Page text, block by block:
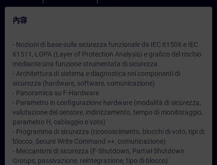
內容
- Nozioni di base sulla sicurezza funzionale da IEC 61508 e IEC
61511, LOPA (Layer of Protection Analysis) e grafico del rischio
mediante una funzione strumentata di sicurezza
- Architettura di sistema e diagnostica nei componenti di
sicurezza (hardware, software, comunicazione)
- Panoramica su F-Hardware
- Parametro in configurazione hardware (modalità di sicurezza,
valutazione del sensore, indirizzamento, tempo di monitoraggio,
parametro H, cablaggio e voto)
- Programma di sicurezza (riconoscimento, blocchi di voto, tipi di
blocco, Secure Write Command ++, comunicazione)
- Meccanismi di sicurezza (F-Shutdown, Partial Shutdown
Groups, passivazione, reintegrazione, tipo di blocco)